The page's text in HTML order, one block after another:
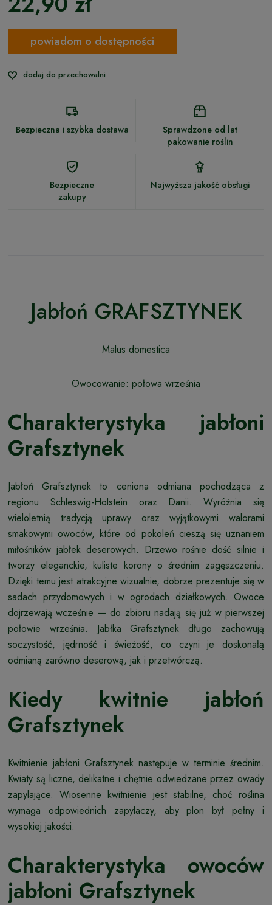
powiadom o dostępności
dodaj do przechowalni
Bezpieczna i szybka dostawa
Sprawdzone od lat
pakowanie roślin
Bezpieczne
zakupy
Najwyższa jakość obsługi
Jabłoń GRAFSZTYNEK
Malus domestica
Owocowanie: połowa września
Charakterystyka jabłoni
Grafsztynek
Jabłoń Grafsztynek to ceniona odmiana pochodząca z
regionu Schleswig-Holstein oraz Danii. Wyróżnia się
wieloletnią tradycją uprawy oraz wyjątkowymi walorami
smakowymi owoców, które od pokoleń cieszą się uznaniem
miłośników jabłek deserowych. Drzewo rośnie dość silnie i
tworzy eleganckie, kuliste korony o średnim zagęszczeniu.
Dzięki temu jest atrakcyjne wizualnie, dobrze prezentuje się w
sadach przydomowych i w ogrodach działkowych. Owoce
dojrzewają wcześnie — do zbioru nadają się już w pierwszej
połowie września. Jabłka Grafsztynek długo zachowują
soczystość, jędrność i świeżość, co czyni je doskonałą
odmianą zarówno deserową, jak i przetwórczą.
Kiedy kwitnie jabłoń
Grafsztynek
Kwitnienie jabłoni Grafsztynek następuje w terminie średnim.
Kwiaty są liczne, delikatne i chętnie odwiedzane przez owady
zapylające. Wiosenne kwitnienie jest stabilne, choć roślina
wymaga odpowiednich zapylaczy, aby plon był pełny i
wysokiej jakości.
Charakterystyka owoców
jabłoni Grafsztynek